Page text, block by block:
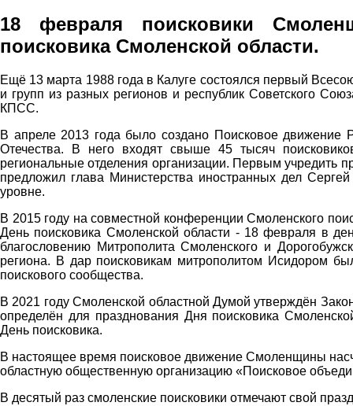
18 февраля поисковики
поисковика Смоленской области.
Ещё 13 марта 1988 года в Калуге состоялся первый
и групп из разных регионов и республик Советского
КПСС.
В апреле 2013 года было создано Поисковое движение
Отечества. В него входят свыше 45 тысяч
региональные отделения организации. Первым
предложил глава Министерства иностранных дел
уровне.
В 2015 году на совместной конференции Смоленского
День поисковика Смоленской области - 18 февраля в
благословению Митрополита Смоленского и
региона. В дар поисковикам митрополитом Исидором
поискового сообщества.
В 2021 году Смоленской областной Думой утверждён
определён для празднования Дня поисковика
День поисковика.
В настоящее время поисковое движение Смоленщины
областную общественную организацию «Поисковое
В десятый раз смоленские поисковики отмечают свой